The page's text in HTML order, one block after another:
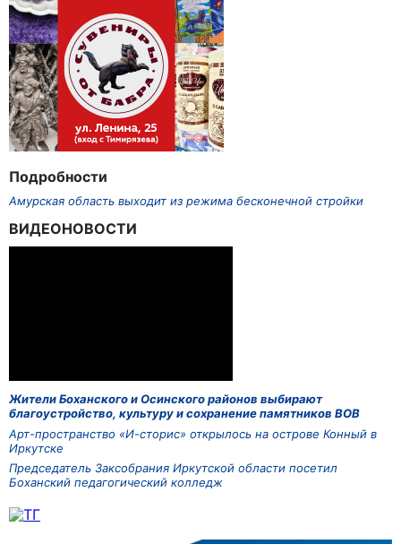
Подробности
Амурская область выходит из режима бесконечной стройки
ВИДЕОНОВОСТИ
Жители Боханского и Осинского районов выбирают
благоустройство, культуру и сохранение памятников ВОВ
Арт-пространство «И-сторис» открылось на острове Конный в
Иркутске
Председатель Заксобрания Иркутской области посетил
Боханский педагогический колледж